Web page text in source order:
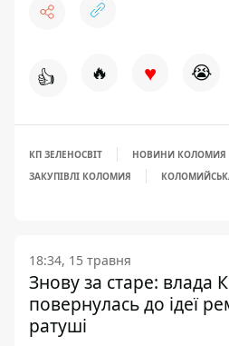
👍 🔥 ♥ 😭
КП ЗЕЛЕНОСВІТ
НОВИНИ КОЛОМИЯ
ЗАКУПІВЛІ КОЛОМИЯ
18:34, 15 травня
Знову за старе: влада
повернулась до ідеї
ратуші